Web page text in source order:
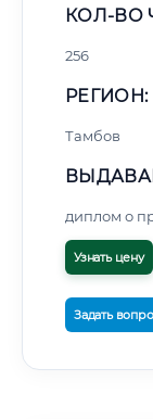
КОЛ-ВО
256
РЕГИОН:
Тамбов
диплом о
Узнать цену
Задать